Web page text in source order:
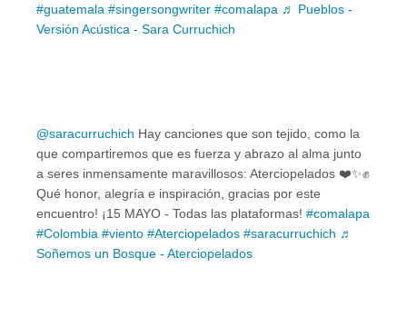
#guatemala #singersongwriter #comalapa ♬ Pueblos -
Versión Acústica - Sara Curruchich
@saracurruchich Hay canciones que son tejido, como la
que compartiremos que es fuerza y abrazo al alma junto
a seres inmensamente maravillosos: Aterciopelados ❤️‍✨️✊
Qué honor, alegría e inspiración, gracias por este
encuentro! ¡15 MAYO - Todas las plataformas! #comalapa
#Colombia #viento #Aterciopelados #saracurruchich ♬
Soñemos un Bosque - Aterciopelados